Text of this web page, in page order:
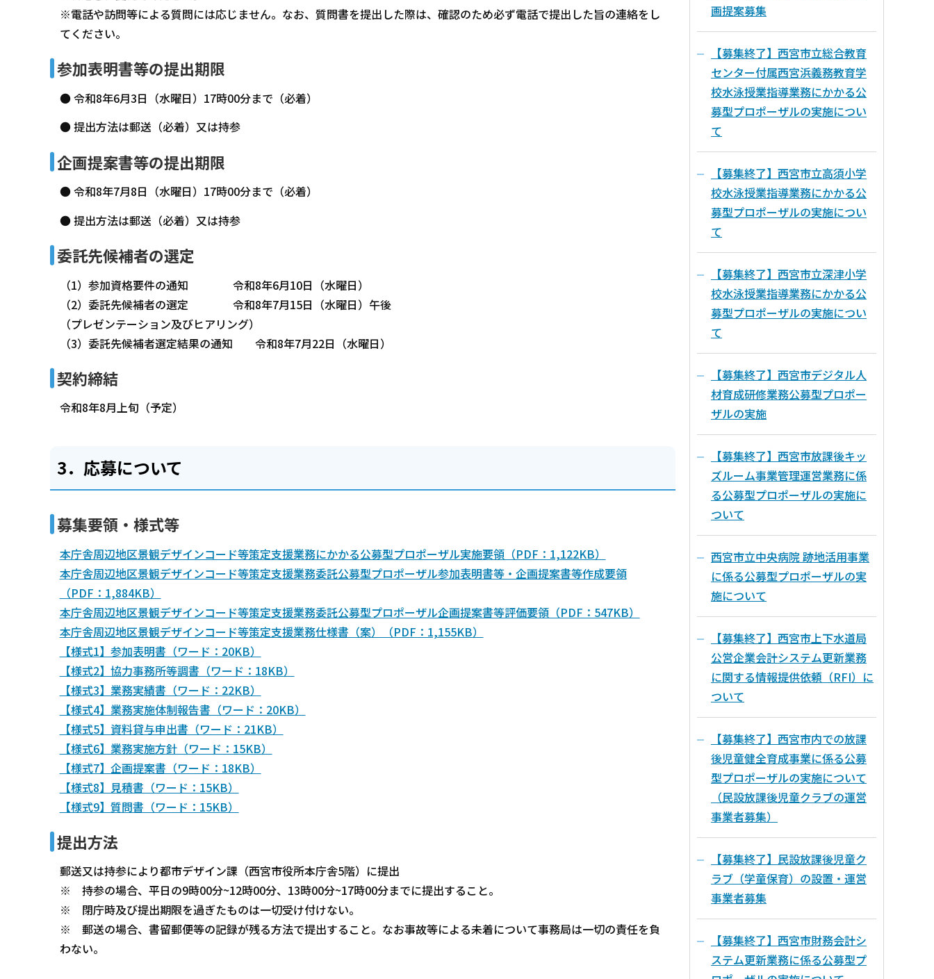
※電話や訪問等による質問には応じません。なお、質問書を提出した際は、確認のため必ず電話で提出した旨の連絡をし
てください。
参加表明書等の提出期限
● 令和8年6月3日（水曜日）17時00分まで（必着）
● 提出方法は郵送（必着）又は持参
企画提案書等の提出期限
● 令和8年7月8日（水曜日）17時00分まで（必着）
● 提出方法は郵送（必着）又は持参
委託先候補者の選定
（1）参加資格要件の通知 令和8年6月10日（水曜日）
（2）委託先候補者の選定 令和8年7月15日（水曜日）午後
（プレゼンテーション及びヒアリング）
（3）委託先候補者選定結果の通知 令和8年7月22日（水曜日）
契約締結
令和8年8月上旬（予定）
3．応募について
募集要領・様式等
本庁舎周辺地区景観デザインコード等策定支援業務にかかる公募型プロポーザル実施要領（PDF：1,122KB）
本庁舎周辺地区景観デザインコード等策定支援業務委託公募型プロポーザル参加表明書等・企画提案書等作成要領
（PDF：1,884KB）
本庁舎周辺地区景観デザインコード等策定支援業務委託公募型プロポーザル企画提案書等評価要領（PDF：547KB）
本庁舎周辺地区景観デザインコード等策定支援業務仕様書（案）（PDF：1,155KB）
【様式1】参加表明書（ワード：20KB）
【様式2】協力事務所等調書（ワード：18KB）
【様式3】業務実績書（ワード：22KB）
【様式4】業務実施体制報告書（ワード：20KB）
【様式5】資料貸与申出書（ワード：21KB）
【様式6】業務実施方針（ワード：15KB）
【様式7】企画提案書（ワード：18KB）
【様式8】見積書（ワード：15KB）
【様式9】質問書（ワード：15KB）
提出方法
郵送又は持参により都市デザイン課（西宮市役所本庁舎5階）に提出
※ 持参の場合、平日の9時00分~12時00分、13時00分~17時00分までに提出すること。
※ 閉庁時及び提出期限を過ぎたものは一切受け付けない。
※ 郵送の場合、書留郵便等の記録が残る方法で提出すること。なお事故等による未着について事務局は一切の責任を負
わない。
画提案募集
【募集終了】西宮市立総合教育
センター付属西宮浜義務教育学
校水泳授業指導業務にかかる公
募型プロポーザルの実施につい
て
【募集終了】西宮市立高須小学
校水泳授業指導業務にかかる公
募型プロポーザルの実施につい
て
【募集終了】西宮市立深津小学
校水泳授業指導業務にかかる公
募型プロポーザルの実施につい
て
【募集終了】西宮市デジタル人
材育成研修業務公募型プロポー
ザルの実施
【募集終了】西宮市放課後キッ
ズルーム事業管理運営業務に係
る公募型プロポーザルの実施に
ついて
西宮市立中央病院 跡地活用事業
に係る公募型プロポーザルの実
施について
【募集終了】西宮市上下水道局
公営企業会計システム更新業務
に関する情報提供依頼（RFI）に
ついて
【募集終了】西宮市内での放課
後児童健全育成事業に係る公募
型プロポーザルの実施について
（民設放課後児童クラブの運営
事業者募集）
【募集終了】民設放課後児童ク
ラブ（学童保育）の設置・運営
事業者募集
【募集終了】西宮市財務会計シ
ステム更新業務に係る公募型プ